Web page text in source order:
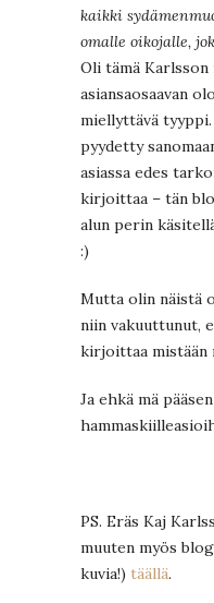
kaikki
omalle oikojalle,
Oli tämä
asiansaosaavan
miellyttävä tyyppi.
pyydetty
asiassa edes
kirjoittaa – tän
alun perin
:)
Mutta olin näistä
niin vakuuttunut,
kirjoittaa mistään
Ja ehkä mä
PS. Eräs Kaj
muuten myös
kuvia!) täällä.